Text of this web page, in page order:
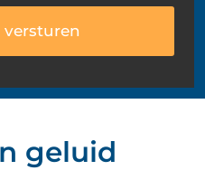
versturen
geluid